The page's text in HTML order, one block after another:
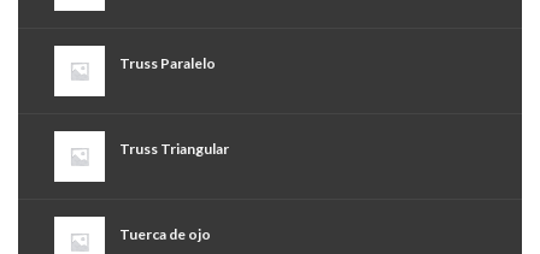
Truss Paralelo
Truss Triangular
Tuerca de ojo